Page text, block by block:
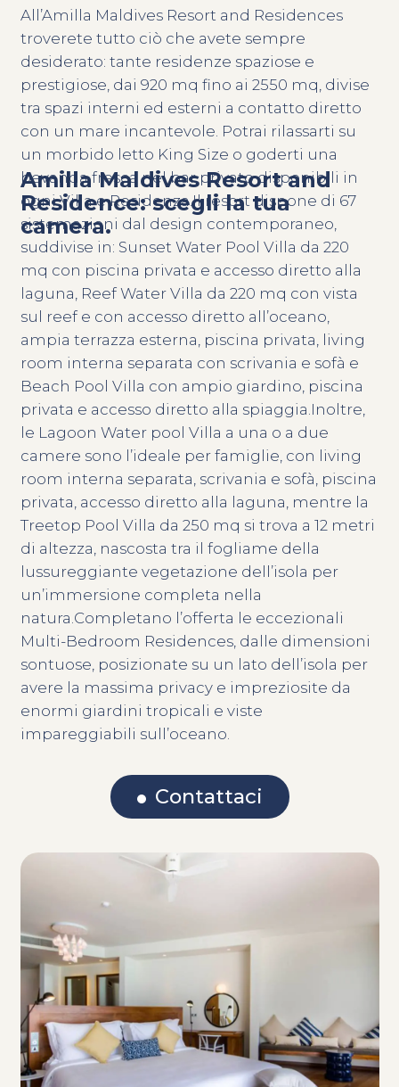
Amilla Maldives Resort and
Residence: scegli la tua
camera.
All’Amilla Maldives Resort and Residences
troverete tutto ciò che avete sempre
desiderato: tante residenze spaziose e
prestigiose, dai 920 mq fino ai 2550 mq, divise
tra spazi interni ed esterni a contatto diretto
con un mare incantevole. Potrai rilassarti su
un morbido letto King Size o goderti una
bevanda fresca nel bar privato disponibili in
ogni Villa e Residenza.Il resort dispone di 67
sistemazioni dal design contemporaneo,
suddivise in: Sunset Water Pool Villa da 220
mq con piscina privata e accesso diretto alla
laguna, Reef Water Villa da 220 mq con vista
sul reef e con accesso diretto all’oceano,
ampia terrazza esterna, piscina privata, living
room interna separata con scrivania e sofà e
Beach Pool Villa con ampio giardino, piscina
privata e accesso diretto alla spiaggia.Inoltre,
le Lagoon Water pool Villa a una o a due
camere sono l’ideale per famiglie, con living
room interna separata, scrivania e sofà, piscina
privata, accesso diretto alla laguna, mentre la
Treetop Pool Villa da 250 mq si trova a 12 metri
di altezza, nascosta tra il fogliame della
lussureggiante vegetazione dell’isola per
un’immersione completa nella
natura.Completano l’offerta le eccezionali
Multi-Bedroom Residences, dalle dimensioni
sontuose, posizionate su un lato dell’isola per
avere la massima privacy e impreziosite da
enormi giardini tropicali e viste
impareggiabili sull’oceano.
Contattaci